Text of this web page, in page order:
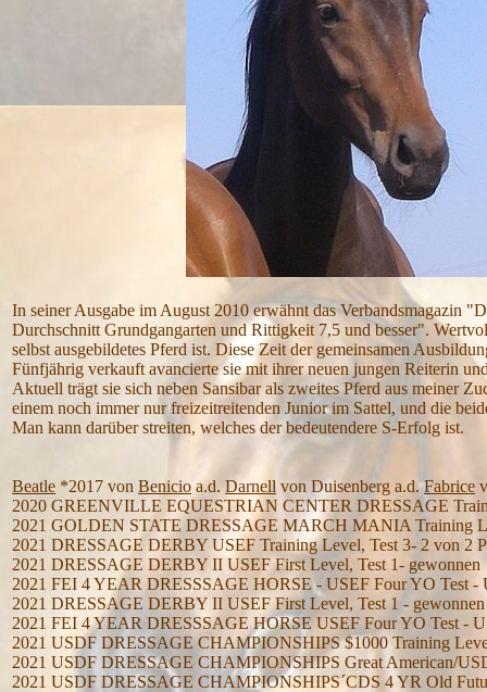
In seiner Ausgabe im August 2010 erwähnt das Verbandsmagazin
Durchschnitt Grundgangarten und Rittigkeit 7,5 und besser".
selbst ausgebildetes Pferd ist. Diese Zeit der gemeinsamen
Fünfjährig verkauft avancierte sie mit ihrer neuen jungen Reiterin
Aktuell trägt sie sich neben Sansibar als zweites Pferd aus meiner
einem noch immer nur freizeitreitenden Junior im Sattel, und die
Man kann darüber streiten, welches der bedeutendere S-Erfolg ist.
Beatle *2017 von Benicio a.d. Darnell von Duisenberg a.d.Fabrice
2020 GREENVILLE EQUESTRIAN CENTER DRESSAGE
2021 GOLDEN STATE DRESSAGE MARCH MANIA Training
2021 DRESSAGE DERBY USEF Training Level, Test 3- 2 von 2
2021 DRESSAGE DERBY II USEF First Level, Test 1- gewonnen
2021 FEI 4 YEAR DRESSSAGE HORSE - USEF Four YO Test -
2021 DRESSAGE DERBY II USEF First Level, Test 1 - gewonnen
2021 FEI 4 YEAR DRESSSAGE HORSE USEF Four YO Test -
2021 USDF DRESSAGE CHAMPIONSHIPS $1000 Training
2021 USDF DRESSAGE CHAMPIONSHIPS Great American/
2021 USDF DRESSAGE CHAMPIONSHIPS´CDS 4 YR Old